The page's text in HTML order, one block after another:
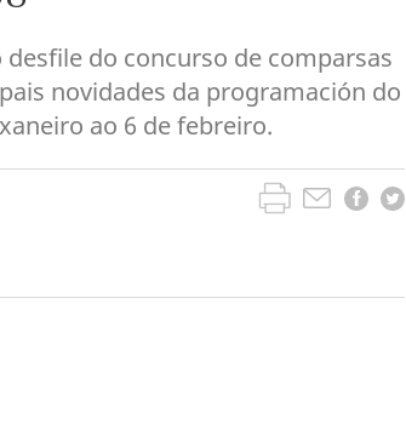
do concurso de comparsas
novidades da programación do
ao 6 de febreiro.